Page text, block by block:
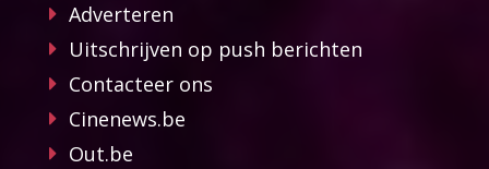
Adverteren
Uitschrijven op push berichten
Contacteer ons
Cinenews.be
Out.be